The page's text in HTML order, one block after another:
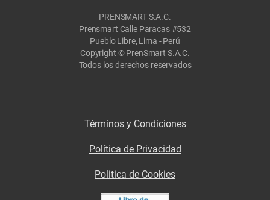
PRENSMART S.A.C.
Prensmart Calle Paracas #532
Pueblo Libre, Lima - Perú
Copyright © PrenSmart S.A.C.
Todos los derechos reservados
Términos y Condiciones
Política de Privacidad
Politica de Cookies